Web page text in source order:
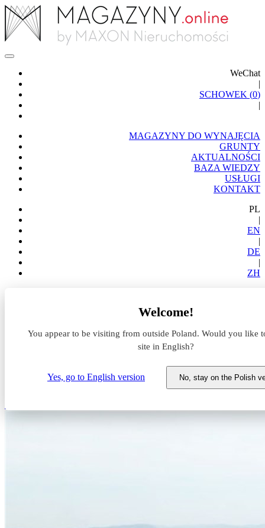
WeChat
|
SCHOWEK (0)
|
MAGAZYNY DO WYNAJĘCIA
GRUNTY
AKTUALNOŚCI
BAZA WIEDZY
USŁUGI
KONTAKT
PL
|
EN
|
DE
|
ZH
Welcome!
You appear to be visiting from outside Poland. Would you like
site in English?
Yes, go to English version No, stay on the Polish
Panattoni buduje pod Budapesztem
Panattoni buduje pod